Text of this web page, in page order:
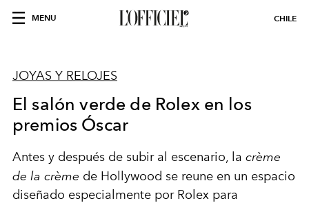
MENU CHILE
JOYAS Y RELOJES
El salón verde de Rolex en los
premios Óscar
Antes y después de subir al escenario, la crème
de la crème de Hollywood se reune en un espacio
diseñado especialmente por Rolex para